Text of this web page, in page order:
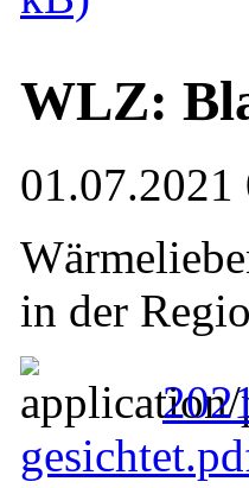
WLZ:
01.07.2021
in der